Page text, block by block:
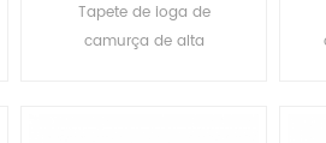
Baishengmei
Tapete de ioga de
camurça de alta